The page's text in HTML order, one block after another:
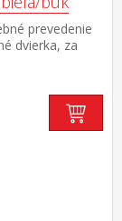
prevedenie
dvierka, za
s kovovými
uvedené v
PORTO